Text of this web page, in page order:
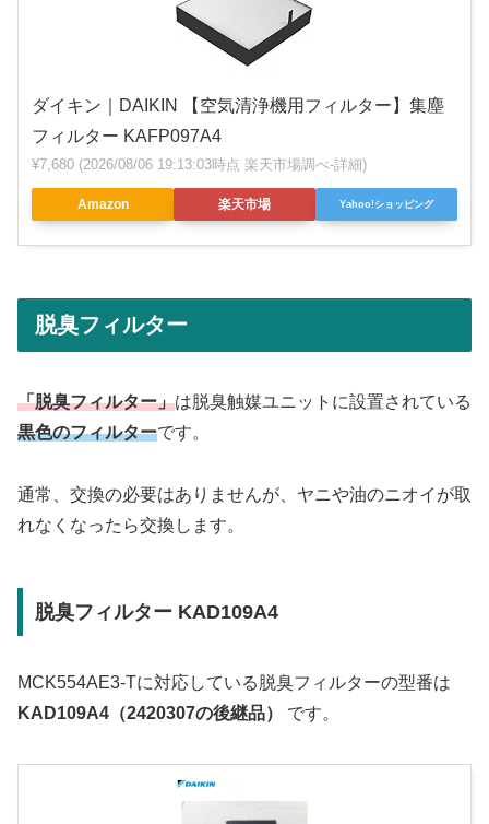
ダイキン｜DAIKIN 【空気清浄機用フィルター】集塵
フィルター KAFP097A4
¥7,680 (2026/08/06 19:13:03時点 楽天市場調べ-詳細)
Amazon 楽天市場 Yahoo!ショッピング
脱臭フィルター
「脱臭フィルター」は脱臭触媒ユニットに設置されている
黒色のフィルターです。
通常、交換の必要はありませんが、ヤニや油のニオイが取
れなくなったら交換します。
脱臭フィルター KAD109A4
MCK554AE3-Tに対応している脱臭フィルターの型番は
KAD109A4（2420307の後継品）
です。